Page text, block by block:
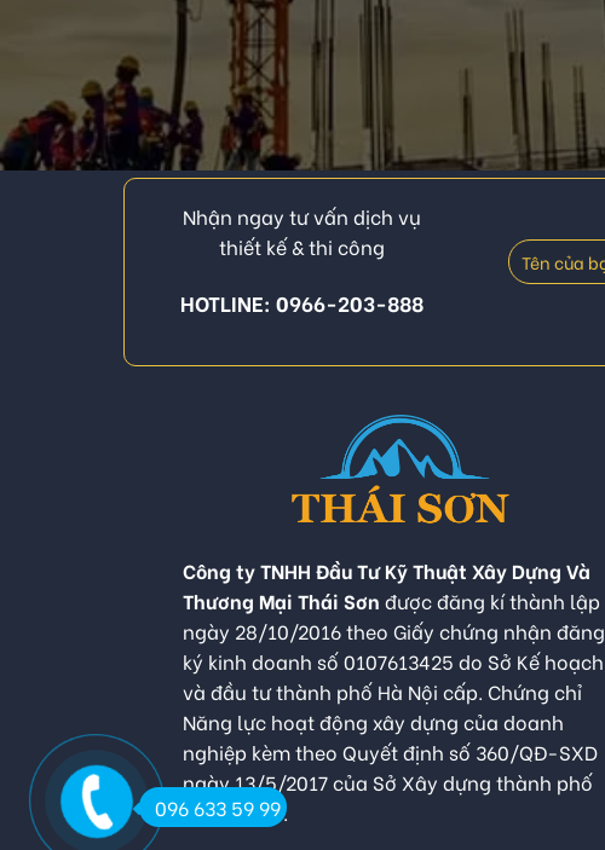
Nhận ngay tư vấn dịch vụ
thiết kế & thi công
HOTLINE: 0966-203-888
Công ty TNHH Đầu Tư Kỹ Thuật Xây Dựng Và
Thương Mại Thái Sơn được đăng kí thành lập
ngày 28/10/2016 theo Giấy chứng nhận đăng
ký kinh doanh số 0107613425 do Sở Kế hoạch
và đầu tư thành phố Hà Nội cấp. Chứng chỉ
Năng lực hoạt động xây dựng của doanh
nghiệp kèm theo Quyết định số 360/QĐ-SXD
ngày 13/5/2017 của Sở Xây dựng thành phố
Hà Nội cấp.
096 633 59 99